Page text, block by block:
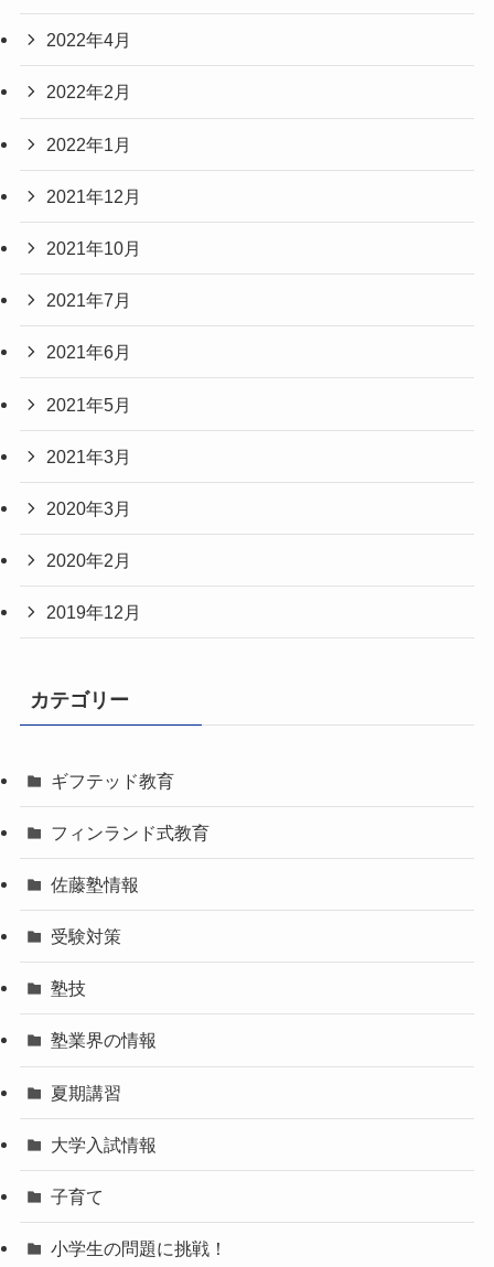
2022年4月
2022年2月
2022年1月
2021年12月
2021年10月
2021年7月
2021年6月
2021年5月
2021年3月
2020年3月
2020年2月
2019年12月
カテゴリー
ギフテッド教育
フィンランド式教育
佐藤塾情報
受験対策
塾技
塾業界の情報
夏期講習
大学入試情報
子育て
小学生の問題に挑戦！